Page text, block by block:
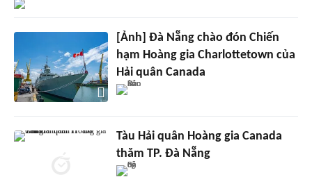
[Ảnh] Đà Nẵng chào đón Chiến
hạm Hoàng gia Charlottetown của
Hải quân Canada
Tàu Hải quân Hoàng gia Canada
thăm TP. Đà Nẵng